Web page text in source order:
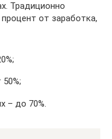
Традиционно
от заработка,
– до 70%.